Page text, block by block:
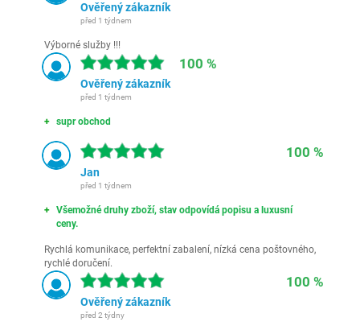
Ověřený zákazník
před 1 týdnem
Výborné služby !!!
100 %
Ověřený zákazník
před 1 týdnem
supr obchod
100 %
Jan
před 1 týdnem
Všemožné druhy zboží, stav odpovídá popisu a luxusní
ceny.
Rychlá komunikace, perfektní zabalení, nízká cena poštovného,
rychlé doručení.
100 %
Ověřený zákazník
před 2 týdny